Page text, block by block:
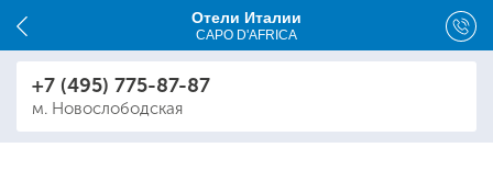
Отели Италии
CAPO D'AFRICA
+7 (495) 775-87-87
м. Новослободская